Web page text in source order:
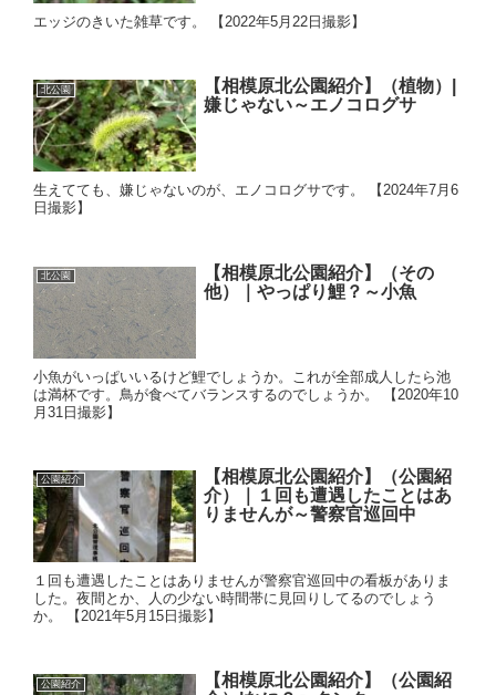
エッジのきいた雑草です。 【2022年5月22日撮影】
北公園
【相模原北公園紹介】（植物）|
嫌じゃない～エノコログサ
生えてても、嫌じゃないのが、エノコログサです。 【2024年7月6
日撮影】
北公園
【相模原北公園紹介】（その
他）｜やっぱり鯉？～小魚
小魚がいっぱいいるけど鯉でしょうか。これが全部成人したら池
は満杯です。鳥が食べてバランスするのでしょうか。 【2020年10
月31日撮影】
公園紹介
【相模原北公園紹介】（公園紹
介）｜１回も遭遇したことはあ
りませんが～警察官巡回中
１回も遭遇したことはありませんが警察官巡回中の看板がありま
した。夜間とか、人の少ない時間帯に見回りしてるのでしょう
か。 【2021年5月15日撮影】
公園紹介
【相模原北公園紹介】（公園紹